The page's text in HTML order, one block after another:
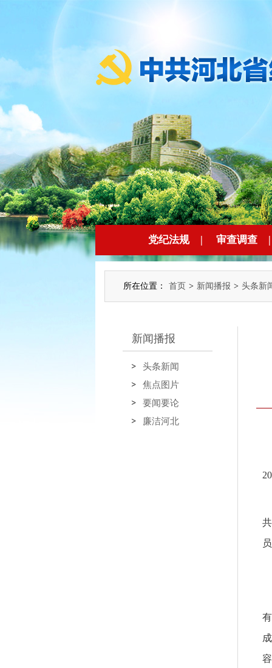
党纪法规 | 审查调查 |
所在位置： 首页 > 新闻播报 > 头条新
新闻播报
头条新闻
焦点图片
要闻要论
廉洁河北
容